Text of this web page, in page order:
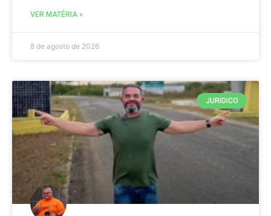
VER MATÉRIA »
8 de agosto de 2026
JURIDICO